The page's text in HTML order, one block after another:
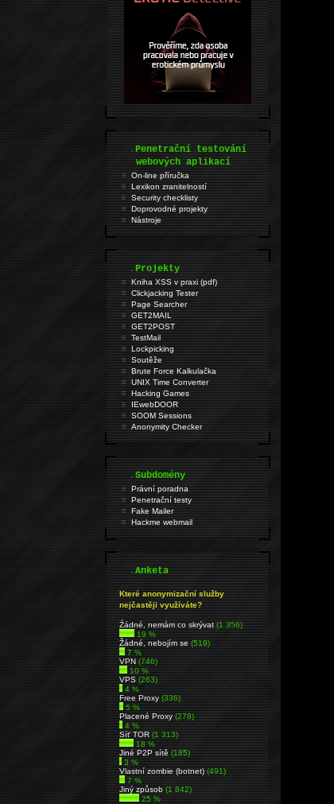
.Penetrační testování
webových aplikací
On-line příručka
Lexikon zranitelností
Security checklisty
Doprovodné projekty
Nástroje
.Projekty
Kniha XSS v praxi (pdf)
Clickjacking Tester
Page Searcher
GET2MAIL
GET2POST
TestMail
Lockpicking
Soutěže
Brute Force Kalkulačka
UNIX Time Converter
Hacking Games
IEwebDOOR
SOOM Sessions
Anonymity Checker
.Subdomény
Právní poradna
Penetrační testy
Fake Mailer
Hackme webmail
.Anketa
Které anonymizační služby
nejčastěji využíváte?
Źádné, nemám co skrývat(1 356)
19 %
Žádné, nebojím se(519)
7 %
VPN(746)
10 %
VPS(263)
4 %
Free Proxy(336)
5 %
Placené Proxy(278)
4 %
Síť TOR(1 313)
18 %
Jiné P2P sítě(185)
3 %
Vlastní zombie (botnet)(491)
7 %
Jiný způsob(1 842)
25 %